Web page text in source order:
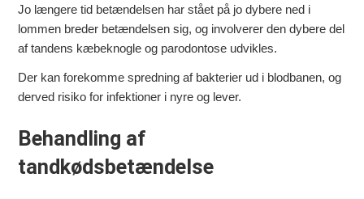
Jo længere tid betændelsen har stået på jo dybere ned i
lommen breder betændelsen sig, og involverer den dybere del
af tandens kæbeknogle og parodontose udvikles.
Der kan forekomme spredning af bakterier ud i blodbanen, og
derved risiko for infektioner i nyre og lever.
Behandling af
tandkødsbetændelse